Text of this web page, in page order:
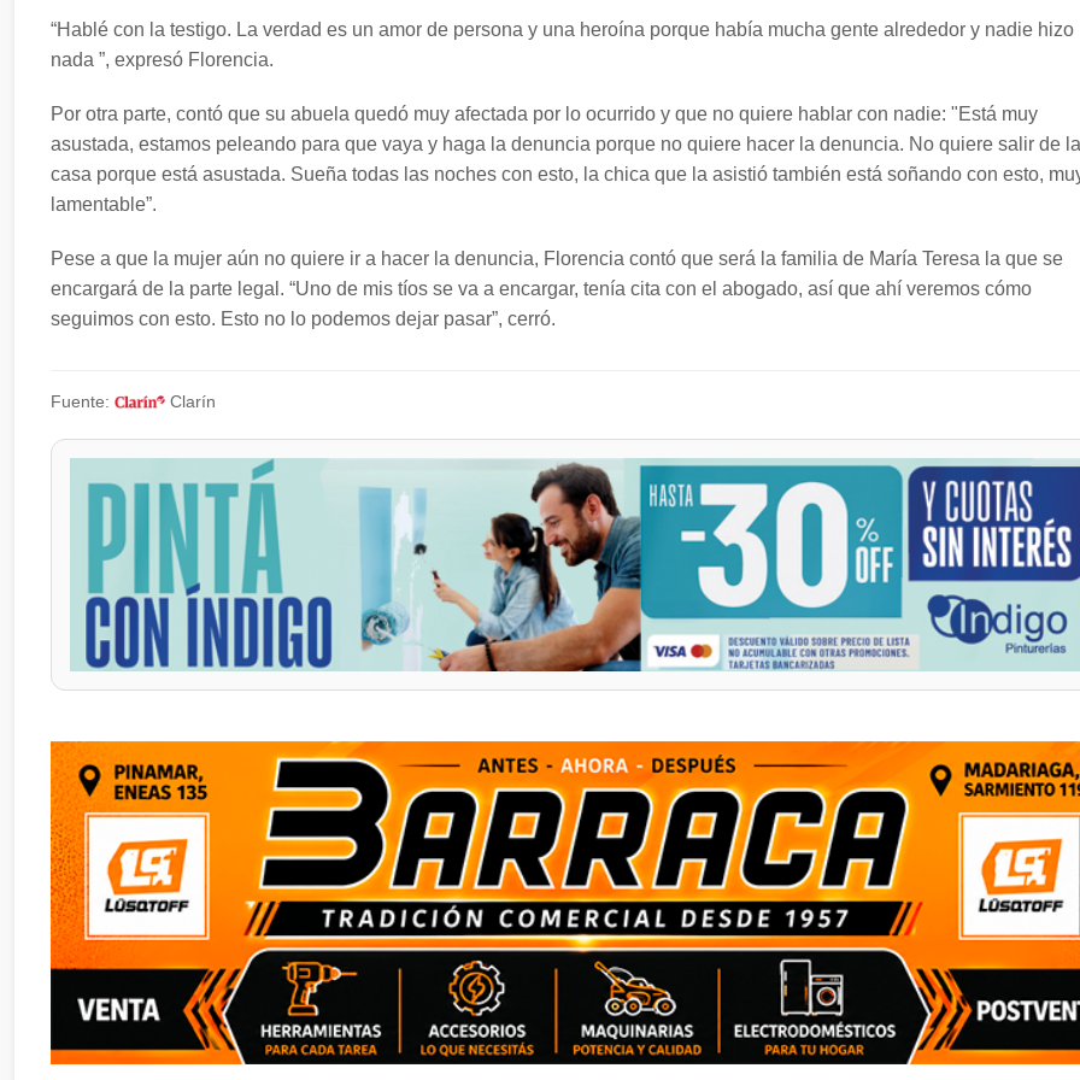
“Hablé con la testigo. La verdad es un amor de persona y una heroína porque había mucha gente alrededor y nadie hizo
nada ”, expresó Florencia.
Por otra parte, contó que su abuela quedó muy afectada por lo ocurrido y que no quiere hablar con nadie: "Está muy
asustada, estamos peleando para que vaya y haga la denuncia porque no quiere hacer la denuncia. No quiere salir de la
casa porque está asustada. Sueña todas las noches con esto, la chica que la asistió también está soñando con esto,
lamentable”.
Pese a que la mujer aún no quiere ir a hacer la denuncia, Florencia contó que será la familia de María Teresa la que se
encargará de la parte legal. “Uno de mis tíos se va a encargar, tenía cita con el abogado, así que ahí veremos cómo
seguimos con esto. Esto no lo podemos dejar pasar”, cerró.
Fuente: Clarín